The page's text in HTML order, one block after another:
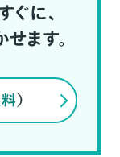
ぐに、
ます。
）